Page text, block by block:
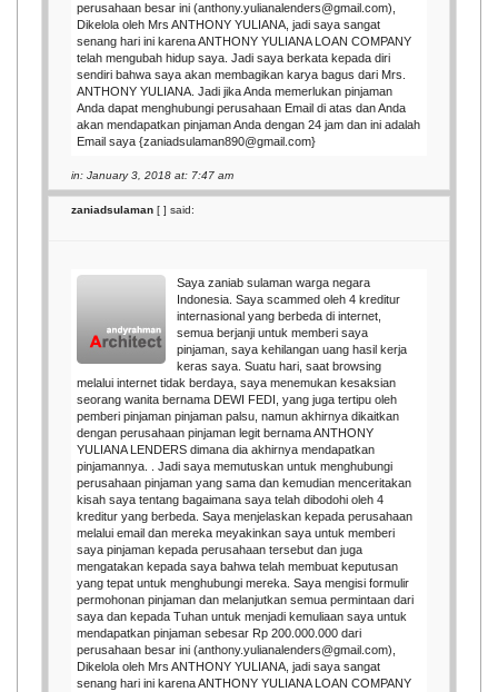
perusahaan besar ini (anthony.yulianalenders@gmail.com),
Dikelola oleh Mrs ANTHONY YULIANA, jadi saya sangat
senang hari ini karena ANTHONY YULIANA LOAN COMPANY
telah mengubah hidup saya. Jadi saya berkata kepada diri
sendiri bahwa saya akan membagikan karya bagus dari Mrs.
ANTHONY YULIANA. Jadi jika Anda memerlukan pinjaman
Anda dapat menghubungi perusahaan Email di atas dan Anda
akan mendapatkan pinjaman Anda dengan 24 jam dan ini adalah
Email saya {zaniadsulaman890@gmail.com}
in: January 3, 2018 at: 7:47 am
zaniadsulaman [] said:
Saya zaniab sulaman warga negara
Indonesia. Saya scammed oleh 4 kreditur
internasional yang berbeda di internet,
semua berjanji untuk memberi saya
pinjaman, saya kehilangan uang hasil kerja
keras saya. Suatu hari, saat browsing
melalui internet tidak berdaya, saya menemukan kesaksian
seorang wanita bernama DEWI FEDI, yang juga tertipu oleh
pemberi pinjaman pinjaman palsu, namun akhirnya dikaitkan
dengan perusahaan pinjaman legit bernama ANTHONY
YULIANA LENDERS dimana dia akhirnya mendapatkan
pinjamannya. . Jadi saya memutuskan untuk menghubungi
perusahaan pinjaman yang sama dan kemudian menceritakan
kisah saya tentang bagaimana saya telah dibodohi oleh 4
kreditur yang berbeda. Saya menjelaskan kepada perusahaan
melalui email dan mereka meyakinkan saya untuk memberi
saya pinjaman kepada perusahaan tersebut dan juga
mengatakan kepada saya bahwa telah membuat keputusan
yang tepat untuk menghubungi mereka. Saya mengisi formulir
permohonan pinjaman dan melanjutkan semua permintaan dari
saya dan kepada Tuhan untuk menjadi kemuliaan saya untuk
mendapatkan pinjaman sebesar Rp 200.000.000 dari
perusahaan besar ini (anthony.yulianalenders@gmail.com),
Dikelola oleh Mrs ANTHONY YULIANA, jadi saya sangat
senang hari ini karena ANTHONY YULIANA LOAN COMPANY